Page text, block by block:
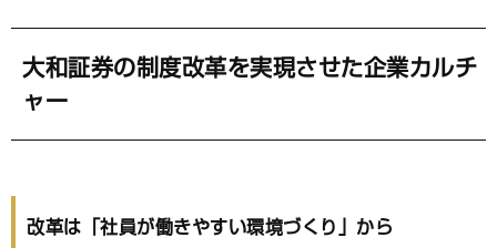
大和証券の制度改革を実現させた企業カルチ
ャー
改革は「社員が働きやすい環境づくり」から